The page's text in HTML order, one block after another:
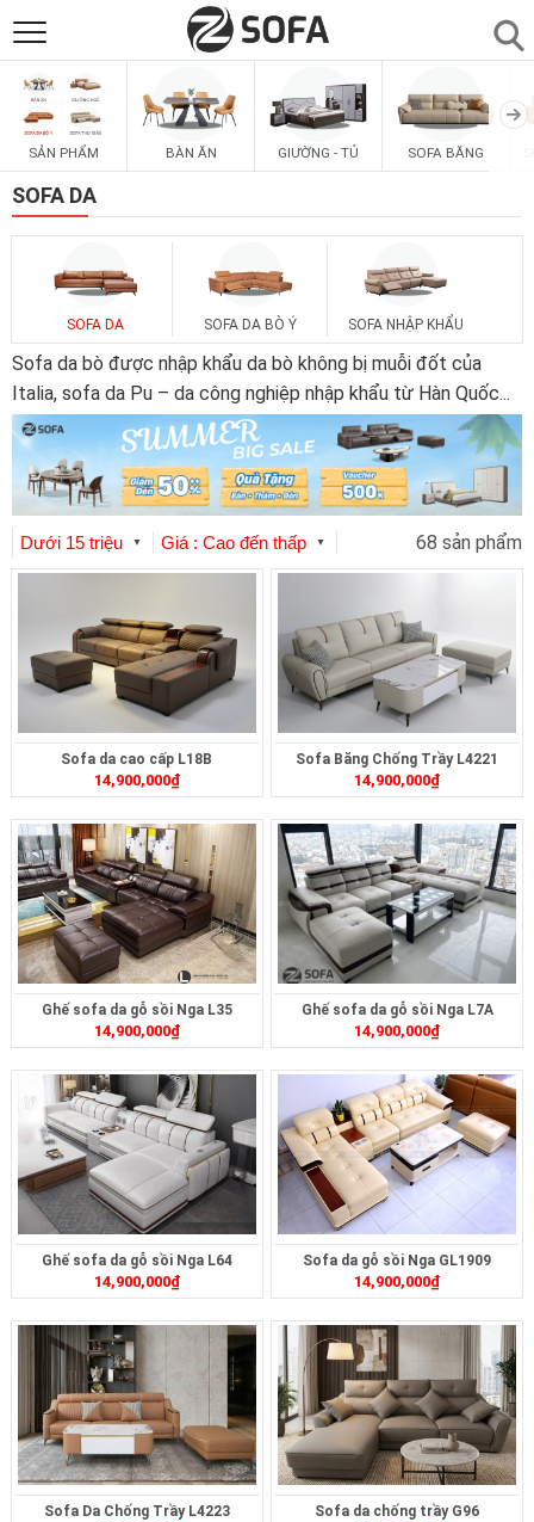
SẢN PHẨM
SOFAS
PHÒNG ĂN
PHÒNG KHÁCH
LIÊN HỆ
SẢN PHẨM BÀN ĂN GIƯỜNG - TỦ SOFA BĂNG
SOFA DA
SOFA DA SOFA DA BÒ Ý SOFA NHẬP KHẨU
Sofa da bò được nhập khẩu da bò không bị muỗi đốt của
Italia, sofa da Pu – da công nghiệp nhập khẩu từ Hàn Quốc...
Dưới 15 triệu ▼ Giá : Cao đến thấp ▼ 68 sản phẩm
Sofa da cao cấp L18B
14,900,000₫
Sofa Băng Chống Trầy L4221
14,900,000₫
Ghế sofa da gỗ sồi Nga L35
14,900,000₫
Ghế sofa da gỗ sồi Nga L7A
14,900,000₫
Ghế sofa da gỗ sồi Nga L64
14,900,000₫
Sofa da gỗ sồi Nga GL1909
14,900,000₫
Sofa Da Chống Trầy L4223 Sofa da chống trầy G96